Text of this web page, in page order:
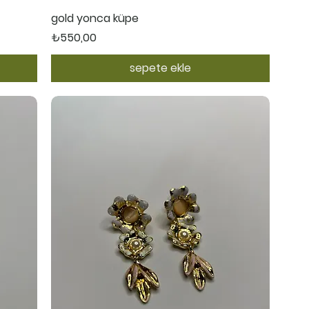
Hızlı Bakış
gold yonca küpe
Fiyat
₺550,00
sepete ekle